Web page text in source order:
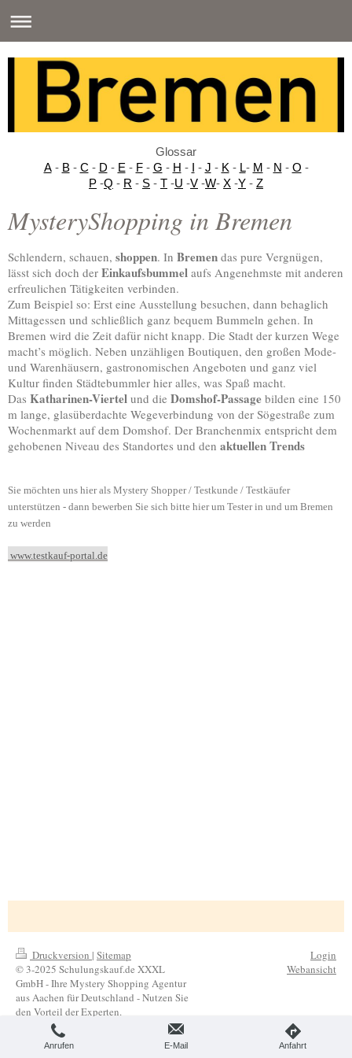
Glossar
A- B- C - D - E - F- G - H - I - J - K - L- M - N - O -
P -Q - R - S - T -U -V -W- X -Y - Z
MysteryShopping in Bremen
Schlendern, schauen, shoppen. In Bremen das pure Vergnügen,
lässt sich doch der Einkaufsbummel aufs Angenehmste mit anderen
erfreulichen Tätigkeiten verbinden.
Zum Beispiel so: Erst eine Ausstellung besuchen, dann behaglich
Mittagessen und schließlich ganz bequem Bummeln gehen. In
Bremen wird die Zeit dafür nicht knapp. Die Stadt der kurzen Wege
macht’s möglich. Neben unzähligen Boutiquen, den großen Mode-
und Warenhäusern, gastronomischen Angeboten und ganz viel
Kultur finden Städtebummler hier alles, was Spaß macht.
Das Katharinen-Viertel und die Domshof-Passage bilden eine 150
m lange, glasüberdachte Wegeverbindung von der Sögestraße zum
Wochenmarkt auf dem Domshof. Der Branchenmix entspricht dem
gehobenen Niveau des Standortes und den aktuellen Trends
Sie möchten uns hier als Mystery Shopper / Testkunde / Testkäufer
unterstützen - dann bewerben Sie sich bitte hier um Tester in und um Bremen
zu werden
www.testkauf-portal.de
Druckversion | Sitemap
© 3-2025 Schulungskauf.de XXXL
GmbH - Ihre Mystery Shopping Agentur
aus Aachen für Deutschland - Nutzen Sie
den Vorteil der Experten.
Login
Webansicht
Anrufen E-Mail Anfahrt